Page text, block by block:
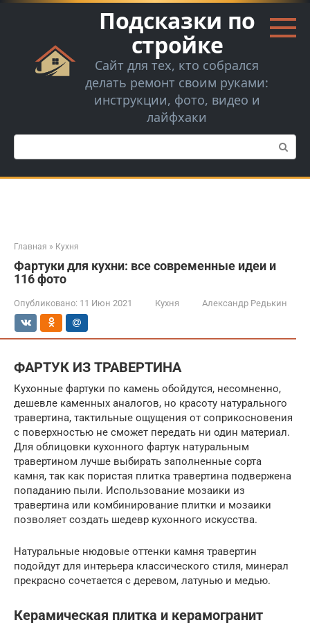
Перейти
Подсказки по
стройке
Сайт для тех, кто собрался
делать ремонт своим руками:
инструкции, фото, видео и
лайфхаки
Поиск:
Главная » Кухня
Фартуки для кухни: все современные идеи и
116 фото
Опубликовано: 11 Июн 2021 Кухня Александр Редькин
ФАРТУК ИЗ ТРАВЕРТИНА
Кухонные фартуки по камень обойдутся, несомненно,
дешевле каменных аналогов, но красоту натурального
травертина, тактильные ощущения от соприкосновения
с поверхностью не сможет передать ни один материал.
Для облицовки кухонного фартук натуральным
травертином лучше выбирать заполненные сорта
камня, так как пористая плитка травертина подвержена
попаданию пыли. Использование мозаики из
травертина или комбинирование плитки и мозаики
позволяет создать шедевр кухонного искусства.
Натуральные нюдовые оттенки камня травертин
подойдут для интерьера классического стиля, минерал
прекрасно сочетается с деревом, латунью и медью.
Керамическая плитка и керамогранит